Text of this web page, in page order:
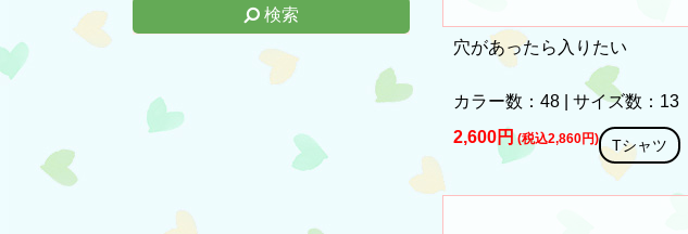
検索
穴があったら入りたい
カラー数：48 | サイズ数：13
Tシャツ
2,600円 (税込2,860円)